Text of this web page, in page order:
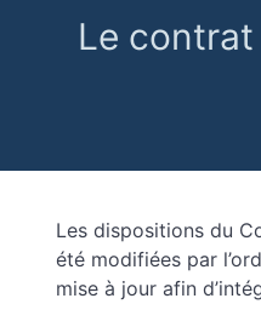
Le contrat
Les dispositions du
été modifiées par
mise à jour afin